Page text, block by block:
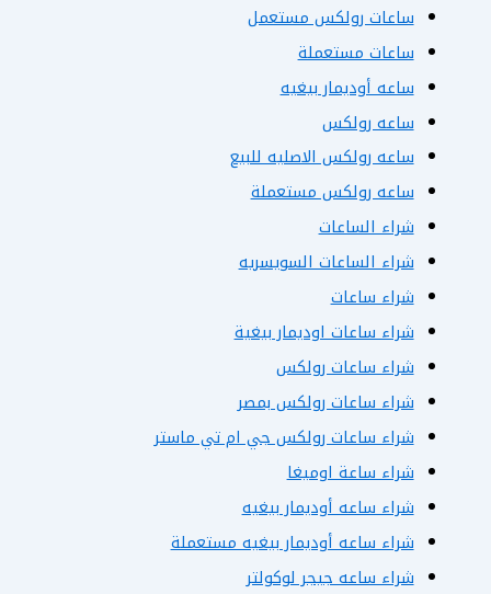
ساعات رولكس مستعمل
ساعات مستعملة
ساعه أوديمار بيغيه
ساعه رولكس
ساعه رولكس الاصليه للبيع
ساعه رولكس مستعملة
شراء الساعات
شراء الساعات السويسريه
شراء ساعات
شراء ساعات اوديمار بيغية
شراء ساعات رولكس
شراء ساعات رولكس بمصر
شراء ساعات رولكس جي ام تي ماستر
شراء ساعة اوميغا
شراء ساعه أوديمار بيغيه
شراء ساعه أوديمار بيغيه مستعملة
شراء ساعه جيجر لوكولتر